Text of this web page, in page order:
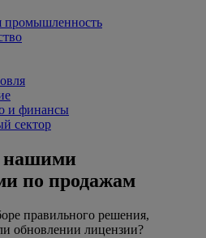
промышленность
и финансы
сектор
нашими
по продажам
правильного решения,
обновлении лицензии?